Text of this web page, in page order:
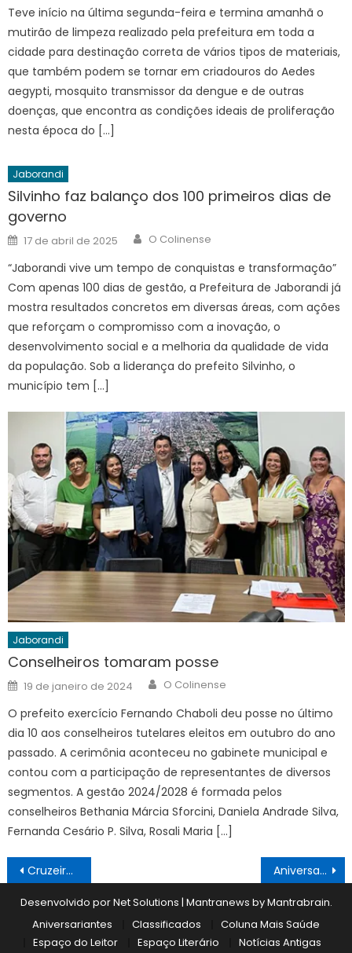
Teve início na última segunda-feira e termina amanhã o
mutirão de limpeza realizado pela prefeitura em toda a
cidade para destinação correta de vários tipos de materiais,
que também podem se tornar em criadouros do Aedes
aegypti, mosquito transmissor da dengue e de outras
doenças, que encontra as condições ideais de proliferação
nesta época do […]
Jaborandi
Silvinho faz balanço dos 100 primeiros dias de
governo
Posted
on
17 de abril de 2025 Author
O Colinense
“Jaborandi vive um tempo de conquistas e transformação”
Com apenas 100 dias de gestão, a Prefeitura de Jaborandi já
mostra resultados concretos em diversas áreas, com ações
que reforçam o compromisso com a inovação, o
desenvolvimento social e a melhoria da qualidade de vida
da população. Sob a liderança do prefeito Silvinho, o
município tem […]
Jaborandi
Conselheiros tomaram posse
Posted
on
19 de janeiro de 2024 Author
O Colinense
O prefeito exercício Fernando Chaboli deu posse no último
dia 10 aos conselheiros tutelares eleitos em outubro do ano
passado. A cerimônia aconteceu no gabinete municipal e
contou com a participação de representantes de diversos
segmentos. A gestão 2024/2028 é formada pelos
conselheiros Bethania Márcia Sforcini, Daniela Andrade Silva,
Fernanda Cesário P. Silva, Rosali Maria […]
Navegação
de
Post
Cruzeiro perde a final da Copa Sul-Americana Aniversariantes 28/11 a 04/12
Desenvolvido por Net Solutions | Mantranews byMantrabrain.
Aniversariantes
Classificados
Coluna Mais Saúde
Espaço do Leitor
Espaço Literário Notícias Antigas